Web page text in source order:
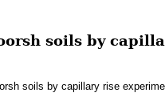
soils by
soils by capillary rise